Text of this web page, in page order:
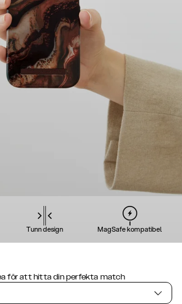
Tunn design MagSafe kompatibel
för att hitta din perfekta match